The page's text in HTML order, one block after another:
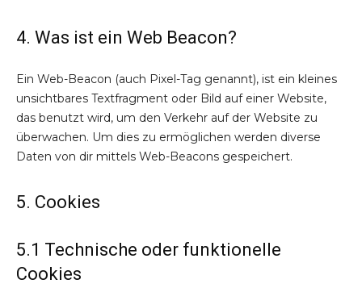
4. Was ist ein Web Beacon?
Ein Web-Beacon (auch Pixel-Tag genannt), ist ein kleines
unsichtbares Textfragment oder Bild auf einer Website,
das benutzt wird, um den Verkehr auf der Website zu
überwachen. Um dies zu ermöglichen werden diverse
Daten von dir mittels Web-Beacons gespeichert.
5. Cookies
5.1 Technische oder funktionelle
Cookies